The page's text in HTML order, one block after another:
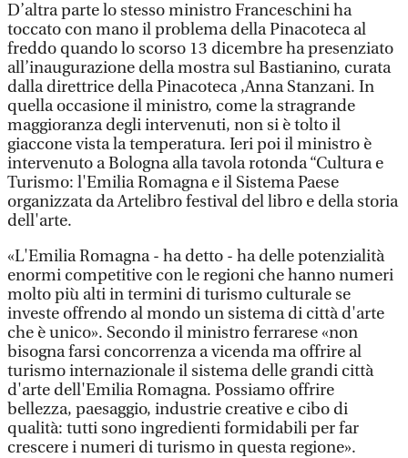
D’altra parte lo stesso ministro Franceschini ha
toccato con mano il problema della Pinacoteca al
freddo quando lo scorso 13 dicembre ha presenziato
all’inaugurazione della mostra sul Bastianino, curata
dalla direttrice della Pinacoteca ,Anna Stanzani. In
quella occasione il ministro, come la stragrande
maggioranza degli intervenuti, non si è tolto il
giaccone vista la temperatura. Ieri poi il ministro è
intervenuto a Bologna alla tavola rotonda “Cultura e
Turismo: l'Emilia Romagna e il Sistema Paese
organizzata da Artelibro festival del libro e della storia
dell'arte.
«L'Emilia Romagna - ha detto - ha delle potenzialità
enormi competitive con le regioni che hanno numeri
molto più alti in termini di turismo culturale se
investe offrendo al mondo un sistema di città d'arte
che è unico». Secondo il ministro ferrarese «non
bisogna farsi concorrenza a vicenda ma offrire al
turismo internazionale il sistema delle grandi città
d'arte dell'Emilia Romagna. Possiamo offrire
bellezza, paesaggio, industrie creative e cibo di
qualità: tutti sono ingredienti formidabili per far
crescere i numeri di turismo in questa regione».